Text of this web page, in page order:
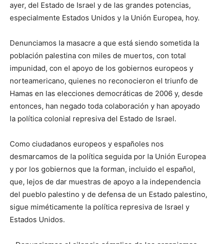
ayer, del Estado de Israel y de las grandes potencias,
especialmente Estados Unidos y la Unión Europea, hoy.
Denunciamos la masacre a que está siendo sometida la
población palestina con miles de muertos, con total
impunidad, con el apoyo de los gobiernos europeos y
norteamericano, quienes no reconocieron el triunfo de
Hamas en las elecciones democráticas de 2006 y, desde
entonces, han negado toda colaboración y han apoyado
la política colonial represiva del Estado de Israel.
Como ciudadanos europeos y españoles nos
desmarcamos de la política seguida por la Unión Europea
y por los gobiernos que la forman, incluido el español,
que, lejos de dar muestras de apoyo a la independencia
del pueblo palestino y de defensa de un Estado palestino,
sigue miméticamente la política represiva de Israel y
Estados Unidos.